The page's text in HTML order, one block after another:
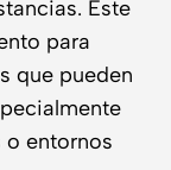
Este
para
que pueden
o entornos